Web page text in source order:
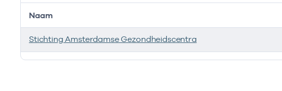
Deze onderneming heeft een relatie met de volgende ondernemingen
Naam
Stichting Amsterdamse Gezondheidscentra